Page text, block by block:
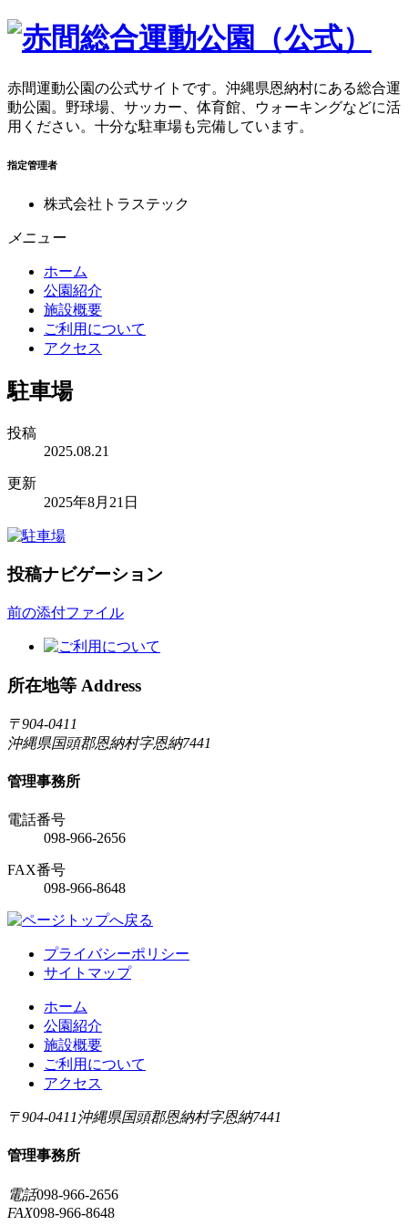
赤間運動公園の公式サイトです。沖縄県恩納村にある総合運
動公園。野球場、サッカー、体育館、ウォーキングなどに活
用ください。十分な駐車場も完備しています。
指定管理者
株式会社トラステック
メニュー
ホーム
公園紹介
施設概要
ご利用について
アクセス
駐車場
投稿
2025.08.21
更新
2025年8月21日
投稿ナビゲーション
前の添付ファイル
所在地等 Address
〒904-0411
沖縄県国頭郡恩納村字恩納7441
管理事務所
電話番号
098-966-2656
FAX番号
098-966-8648
プライバシーポリシー
サイトマップ
ホーム
公園紹介
施設概要
ご利用について
アクセス
〒904-0411 沖縄県国頭郡恩納村字恩納7441
管理事務所
電話098-966-2656
FAX098-966-8648